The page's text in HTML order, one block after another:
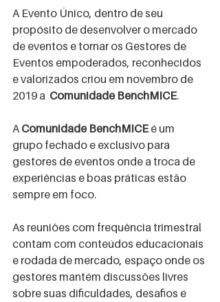
A Evento Único, dentro de seu
propósito de desenvolver o mercado
de eventos e tornar os Gestores de
Eventos empoderados, reconhecidos
e valorizados criou em novembro de
2019 a Comunidade BenchMICE.
A Comunidade BenchMICE é um
grupo fechado e exclusivo para
gestores de eventos onde a troca de
experiências e boas práticas estão
sempre em foco.
As reuniões com frequência trimestral
contam com conteúdos educacionais
e rodada de mercado, espaço onde os
gestores mantém discussões livres
sobre suas dificuldades, desafios e